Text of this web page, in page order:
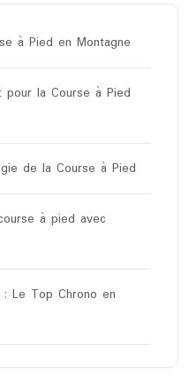
à Pied en Montagne
pour la Course à Pied
de la Course à Pied
à pied avec
Le Top Chrono en